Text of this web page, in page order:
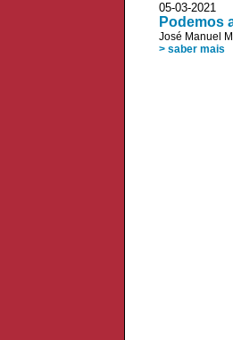
05-03-2021
Podemos
José Manuel
> saber mais